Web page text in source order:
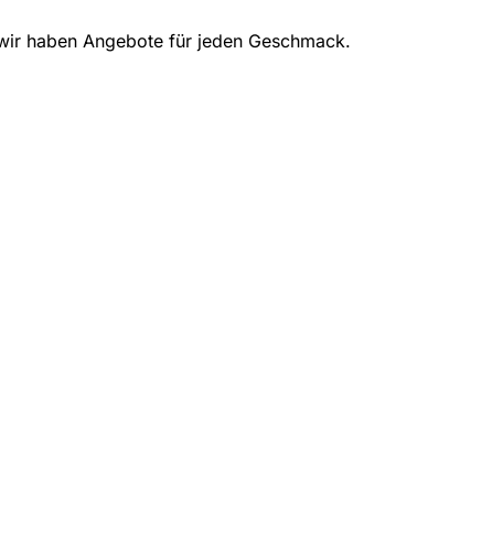
haben Angebote für jeden Geschmack.